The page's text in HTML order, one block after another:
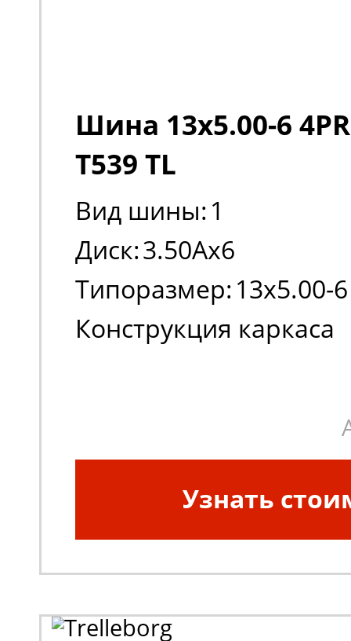
Шина 13x5.00-6
T539 TL
Вид шины: 1
Диск:3.50Ax6
Типоразмер: 13x5.00-6
Конструкция каркаса
Узнать